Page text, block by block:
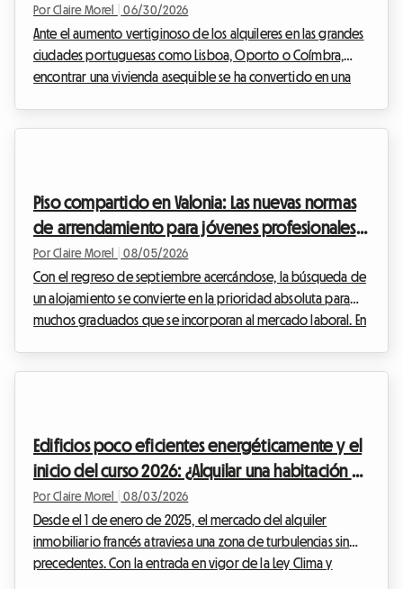
en Portugal
Por Claire Morel 06/30/2026
Ante el aumento vertiginoso de los alquileres en las grandes
ciudades portuguesas como Lisboa, Oporto o Coímbra,
encontrar una vivienda asequible se ha convertido en una
presupuesto cuando se busca instalarse, ya sea para...
Piso compartido en Valonia: Las nuevas normas
de arrendamiento para jóvenes profesionales
en 2026
Por Claire Morel 08/05/2026
Con el regreso de septiembre acercándose, la búsqueda de
un alojamiento se convierte en la prioridad absoluta para
muchos graduados que se incorporan al mercado laboral. En
Roomlala, sabemos que vi...
Edificios poco eficientes energéticamente y el
inicio del curso 2026: ¿Alquilar una habitación en
casa, la solución legal para los anfitriones?
Por Claire Morel 08/03/2026
Desde el 1 de enero de 2025, el mercado del alquiler
inmobiliario francés atraviesa una zona de turbulencias sin
precedentes. Con la entrada en vigor de la Ley Clima y